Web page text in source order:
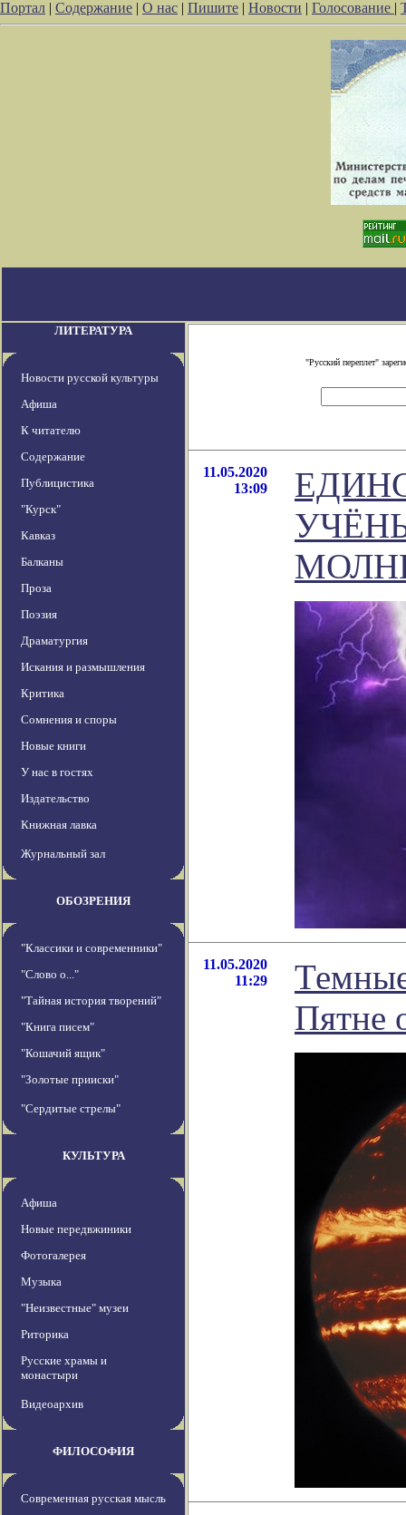
Портал | Содержание | О нас | Пишите | Новости | Голосование |
ЛИТЕРАТУРА
Новости русской культуры
Афиша
К читателю
Содержание
Публицистика
"Курск"
Кавказ
Балканы
Проза
Поэзия
Драматургия
Искания и размышления
Критика
Сомнения и споры
Новые книги
У нас в гостях
Издательство
Книжная лавка
Журнальный зал
ОБОЗРЕНИЯ
"Классики и современники"
"Слово о..."
"Тайная история творений"
"Книга писем"
"Кошачий ящик"
"Золотые прииски"
"Сердитые стрелы"
КУЛЬТУРА
Афиша
Новые передвжиники
Фотогалерея
Музыка
"Неизвестные" музеи
Риторика
Русские храмы и
монастыри
Видеоархив
ФИЛОСОФИЯ
Современная русская мысль
"Русский переплет"
11.05.2020
13:09
11.05.2020
11:29
Пятне